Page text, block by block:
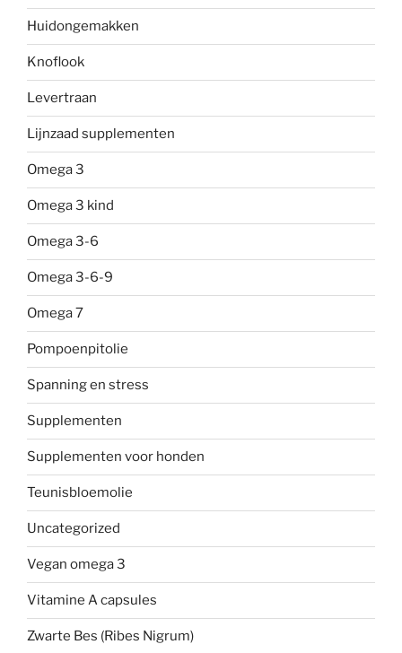
Huidongemakken
Knoflook
Levertraan
Lijnzaad supplementen
Omega 3
Omega 3 kind
Omega 3-6
Omega 3-6-9
Omega 7
Pompoenpitolie
Spanning en stress
Supplementen
Supplementen voor honden
Teunisbloemolie
Uncategorized
Vegan omega 3
Vitamine A capsules
Zwarte Bes (Ribes Nigrum)